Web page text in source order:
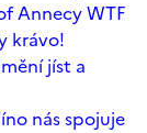
Annecy WTF
krávo!
jíst a
nás spojuje